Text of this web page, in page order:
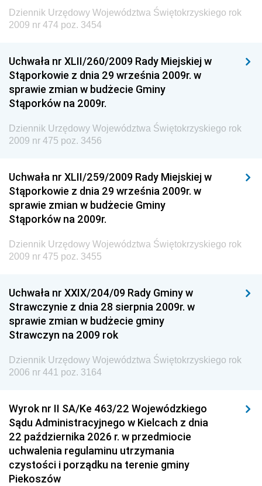
Dziennik Urzędowy Ministra Transportu, Budownictwa
i Gospodarki Morskiej
Dziennik Urzędowy Ministra Spraw Zagranicznych
Dziennik Urzędowy Centralnego Biura
Antykorupcyjnego
Wewnętrznego
Dziennik Urzędowy Urzędu Patentowego
Dziennik Urzędowy Generalnej Dyrekcji Dróg
Krajowych i Autostrad
Dziennik Urzędowy Ministra Środowiska
Dziennik Urzędowy Ministra Edukacji
Dziennik Urzędowy Ministra Przemysłu
Dziennik Urzędowy Ministra Finansów i Gospodarki
Dziennik Urzędowy Ministra do Spraw Unii
Dziennik Urzędowy Agencji Wywiadu
Dziennik Urzędowy Województwa Świętokrzyskiego rok
2009 nr 474 poz. 3454
Uchwała nr XLII/260/2009 Rady Miejskiej w
Stąporkowie z dnia 29 września 2009r. w
sprawie zmian w budżecie Gminy
Stąporków na 2009r.
Dziennik Urzędowy Województwa Świętokrzyskiego rok
2009 nr 475 poz. 3456
Uchwała nr XLII/259/2009 Rady Miejskiej w
Stąporkowie z dnia 29 września 2009r. w
sprawie zmian w budżecie Gminy
Stąporków na 2009r.
Dziennik Urzędowy Województwa Świętokrzyskiego rok
2009 nr 475 poz. 3455
Uchwała nr XXIX/204/09 Rady Gminy w
Strawczynie z dnia 28 sierpnia 2009r. w
sprawie zmian w budżecie gminy
Strawczyn na 2009 rok
Dziennik Urzędowy Województwa Świętokrzyskiego rok
2006 nr 441 poz. 3164
Wyrok nr II SA/Ke 463/22 Wojewódzkiego
Sądu Administracyjnego w Kielcach z dnia
22 października 2026 r. w przedmiocie
uchwalenia regulaminu utrzymania
czystości i porządku na terenie gminy
Piekoszów